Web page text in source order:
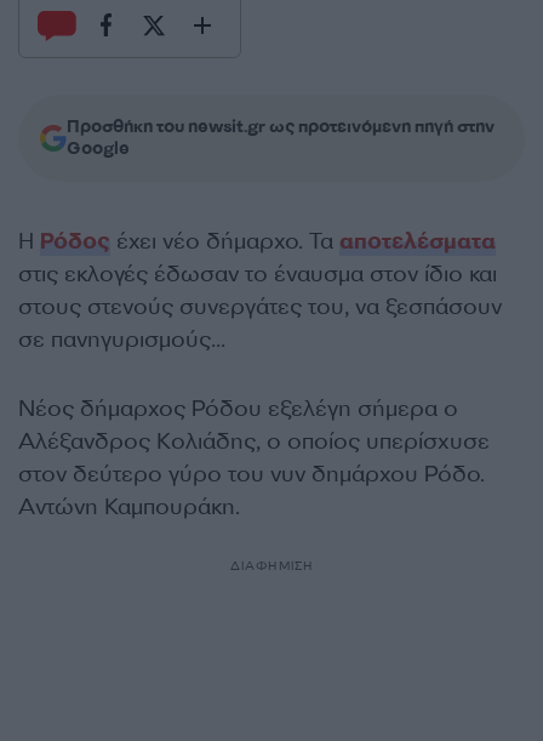
Προσθήκη του newsit.gr ως προτεινόμενη πηγή στην
Google
Η Ρόδος έχει νέο δήμαρχο. Τα αποτελέσματα
στις εκλογές έδωσαν το έναυσμα στον ίδιο και
στους στενούς συνεργάτες του, να ξεσπάσουν
σε πανηγυρισμούς…
Νέος δήμαρχος Ρόδου εξελέγη σήμερα ο
Αλέξανδρος Κολιάδης, ο οποίος υπερίσχυσε
στον δεύτερο γύρο του νυν δημάρχου Ρόδο.
Αντώνη Καμπουράκη.
ΔΙΑΦΗΜΙΣΗ